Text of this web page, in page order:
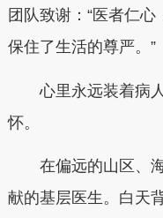
团队致谢：“医者仁
保住了生活的尊严。”
心里永远装着病人
怀。
在偏远的山区、海
献的基层医生。白天